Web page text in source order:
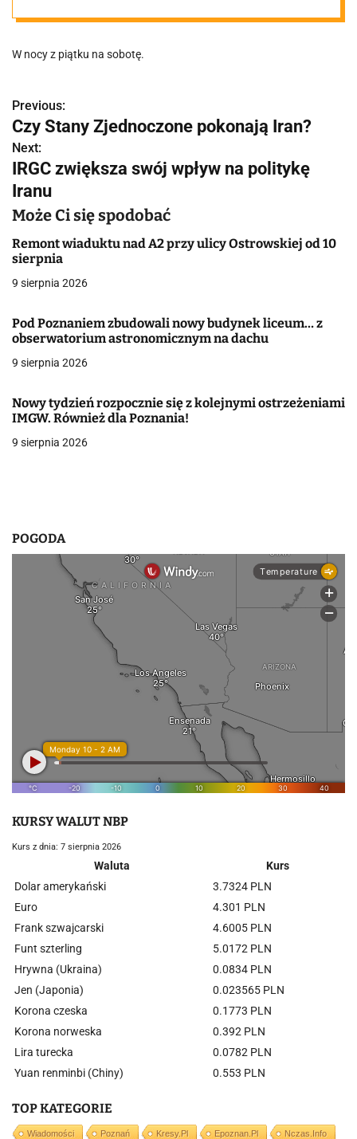
na swoich
przystankach
W nocy z piątku na sobotę.
N
a
w
i
a
c
j
p
i
Previous:
Czy Stany Zjednoczone pokonają Iran?
Next:
IRGC zwiększa swój wpływ na politykę
Iranu
Może Ci się spodobać
Remont wiaduktu nad A2 przy ulicy Ostrowskiej od 10
sierpnia
9 sierpnia 2026
Pod Poznaniem zbudowali nowy budynek liceum… z
obserwatorium astronomicznym na dachu
9 sierpnia 2026
Nowy tydzień rozpocznie się z kolejnymi ostrzeżeniami
IMGW. Również dla Poznania!
9 sierpnia 2026
POGODA
KURSY WALUT NBP
Kurs z dnia: 7 sierpnia 2026
Waluta
Kurs
Dolar amerykański
3.7324 PLN
Euro
4.301 PLN
Frank szwajcarski
4.6005 PLN
Funt szterling
5.0172 PLN
Hrywna (Ukraina)
0.0834 PLN
Jen (Japonia)
0.023565 PLN
Korona czeska
0.1773 PLN
Korona norweska
0.392 PLN
Lira turecka
0.0782 PLN
Yuan renminbi (Chiny)
0.553 PLN
TOP KATEGORIE
Wiadomości Poznań Kresy.pl Epoznan.pl Nczas.info